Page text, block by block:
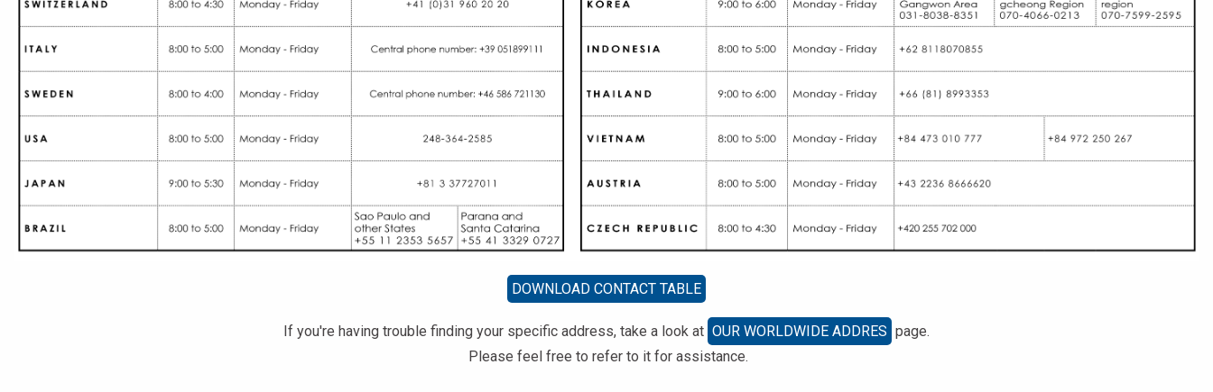
DOWNLOAD CONTACT TABLE
If you're having trouble finding your specific address, take a look at OUR WORLDWIDE ADDRES page.
Please feel free to refer to it for assistance.